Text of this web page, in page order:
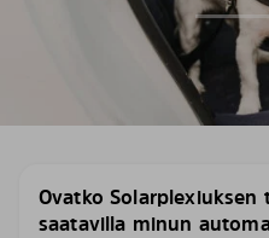
Ovatko
saatavilla minun